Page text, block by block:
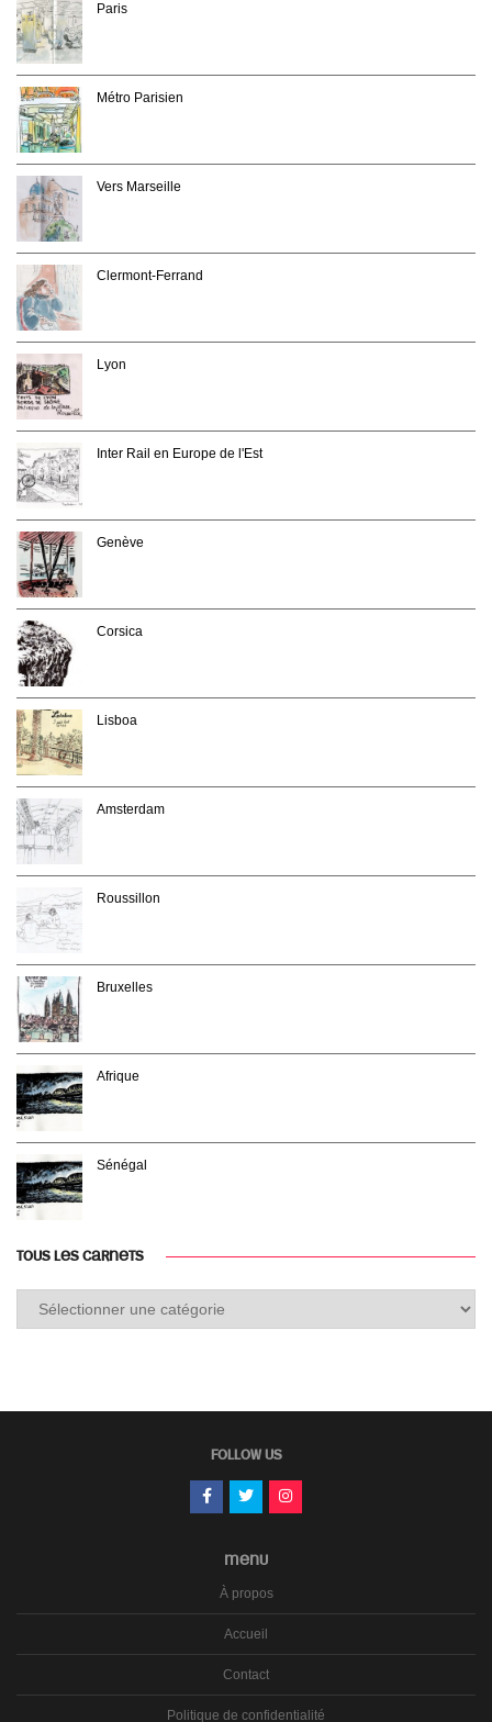
Paris
Métro Parisien
Vers Marseille
Clermont-Ferrand
Lyon
Inter Rail en Europe de l'Est
Genève
Corsica
Lisboa
Amsterdam
Roussillon
Bruxelles
Afrique
Sénégal
TOUS LES CARNETS
FOLLOW US
MENU
À propos
Accueil
Contact
Politique de confidentialité